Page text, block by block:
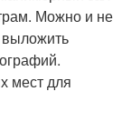
Можно и не
выложить
мест для